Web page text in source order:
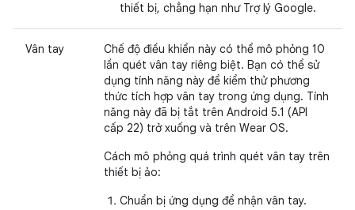
thiết bị, chẳng hạn như Trợ lý Google.
Vân tay
Chế độ điều khiển này có thể mô phỏng 10
lần quét vân tay riêng biệt. Bạn có thể sử
dụng tính năng này để kiểm thử phương
thức tích hợp vân tay trong ứng dụng. Tính
năng này đã bị tắt trên Android 5.1 (API
cấp 22) trở xuống và trên Wear OS.
Cách mô phỏng quá trình quét vân tay trên
thiết bị ảo:
Chuẩn bị ứng dụng để nhận vân tay.